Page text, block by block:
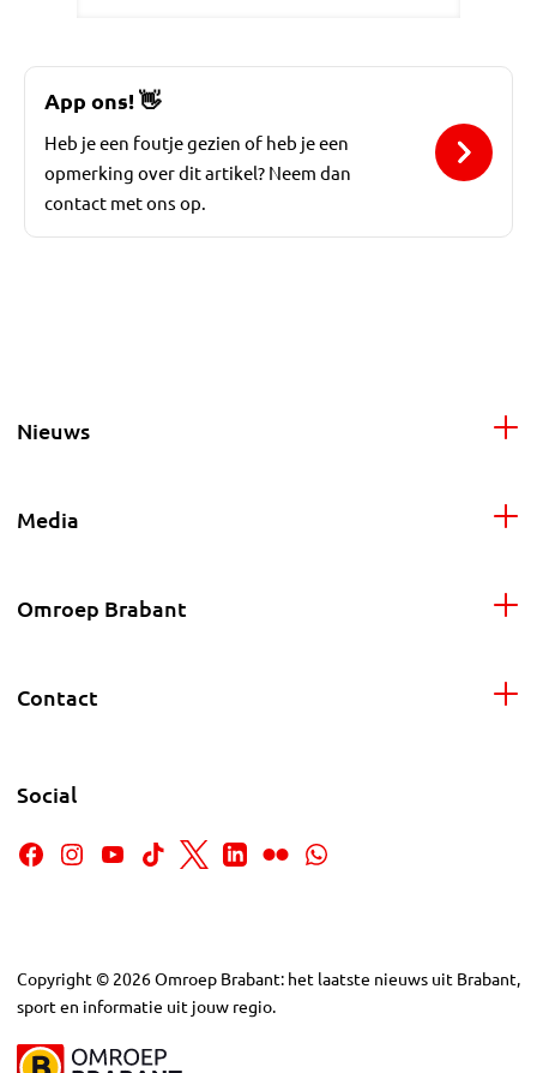
App ons!👋
Heb je een foutje gezien of heb je een
opmerking over dit artikel? Neem dan
contact met ons op.
Nieuws
Media
Omroep Brabant
Contact
Social
Copyright © 2026Omroep Brabant: het laatste nieuws uit Brabant,
sport en informatie uit jouw regio.